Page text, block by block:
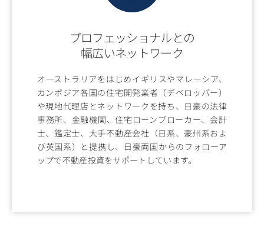
プロフェッショナルとの
幅広いネットワーク
オーストラリアをはじめイギリスやマレーシア、
カンボジア各国の住宅開発業者（デベロッパー）
や現地代理店とネットワークを持ち、日豪の法律
事務所、金融機関、住宅ローンブローカー、会計
士、鑑定士、大手不動産会社（日系、豪州系およ
び英国系）と提携し、日豪両国からのフォローア
ップで不動産投資をサポートしています。